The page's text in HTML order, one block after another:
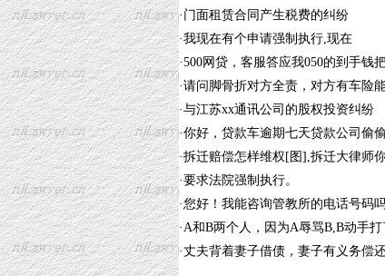
· 门面租赁合同产生税费的纠纷
·我现在有个申请强制执行,现在
·500网贷，客服答应我050的到手钱
·请问脚骨折对方全责，对方有车险
·与江苏xx通讯公司的股权投资纠纷
·你好，贷款车逾期七天贷款公司偷
·拆迁赔偿怎样维权[图],拆迁大律师
·要求法院强制执行。
·您好！我能咨询管教所的电话号码
·A和B两个人，因为A辱骂B,B动手
·丈夫背着妻子借债，妻子有义务偿